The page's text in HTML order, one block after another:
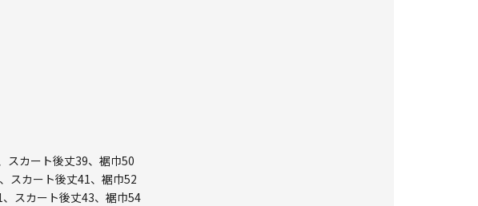
スカート後丈39、裾巾50
スカート後丈41、裾巾52
スカート後丈43、裾巾54